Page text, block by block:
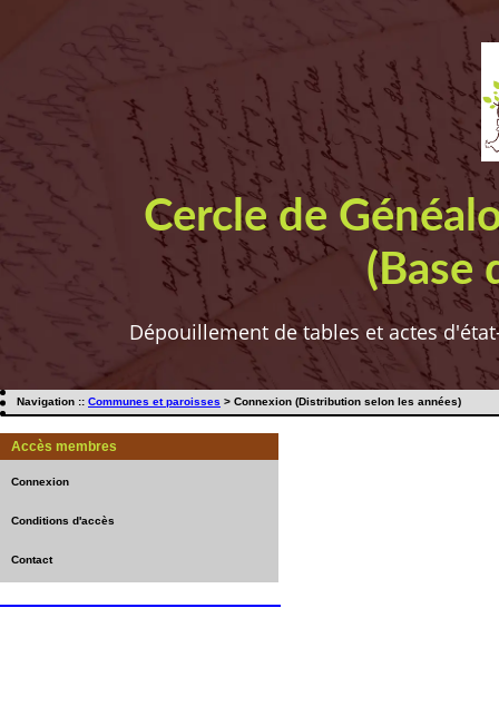
Cercle de
(Base
Dépouillement de tables et actes
Navigation :: Communes et paroisses > Connexion (Distribution selon les années)
Accès membres
Connexion
Conditions d'accès
Contact